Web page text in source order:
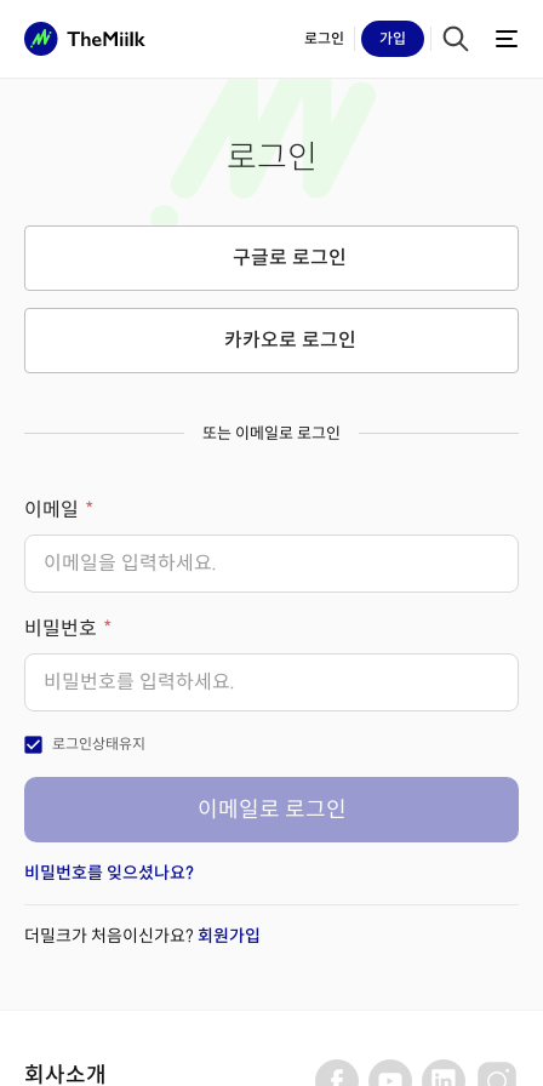
로그인 가입
로그인
구글로 로그인
카카오로 로그인
또는 이메일로 로그인
이메일
비밀번호
check_box 로그인상태유지
이메일로 로그인
비밀번호를 잊으셨나요?
더밀크가 처음이신가요? 회원가입
회사소개